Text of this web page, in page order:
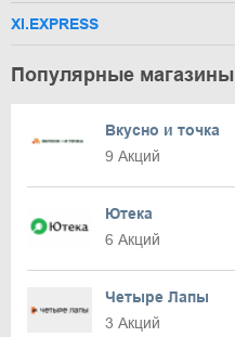
XI.EXPRESS
Популярные магазины
Вкусно и точка
9 Акций
Ютека
6 Акций
Четыре Лапы
3 Акций